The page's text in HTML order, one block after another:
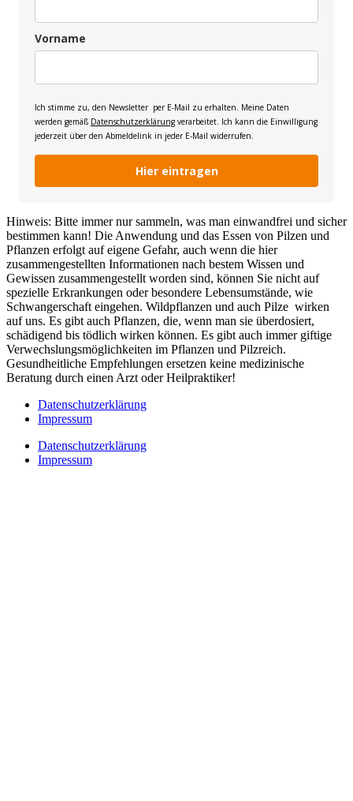
Vorname
Ich stimme zu, den Newsletter per E-Mail zu erhalten. Meine Daten
werden gemäß Datenschutzerklärung verarbeitet. Ich kann die Einwilligung
jederzeit über den Abmeldelink in jeder E-Mail widerrufen.
Hier eintragen
Hinweis: Bitte immer nur sammeln, was man einwandfrei und sicher
bestimmen kann! Die Anwendung und das Essen von Pilzen und
Pflanzen erfolgt auf eigene Gefahr, auch wenn die hier
zusammengestellten Informationen nach bestem Wissen und
Gewissen zusammengestellt worden sind, können Sie nicht auf
spezielle Erkrankungen oder besondere Lebensumstände, wie
Schwangerschaft eingehen. Wildpflanzen und auch Pilze wirken
auf uns. Es gibt auch Pflanzen, die, wenn man sie überdosiert,
schädigend bis tödlich wirken können. Es gibt auch immer giftige
Verwechslungsmöglichkeiten im Pflanzen und Pilzreich.
Gesundheitliche Empfehlungen ersetzen keine medizinische
Beratung durch einen Arzt oder Heilpraktiker!
Datenschutzerklärung
Impressum
Datenschutzerklärung
Impressum